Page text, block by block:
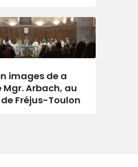
images de a
Arbach, au
Fréjus-Toulon